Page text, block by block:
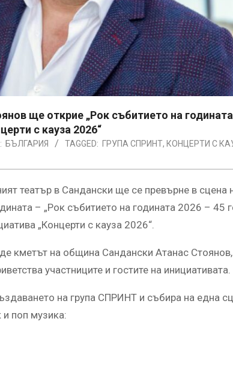
ще открие „Рок събитието на годината
с кауза 2026“
БЪЛГАРИЯ TAGGED: ГРУПА СПРИНТ, КОНЦЕРТИ С
театър в Сандански ще се превърне в сцена
– „Рок събитието на годината 2026 – 45
„Концерти с кауза 2026“.
кметът на община Сандански Атанас
участниците и гостите на инициативата.
на група СПРИНТ и събира на една
и поп музика: